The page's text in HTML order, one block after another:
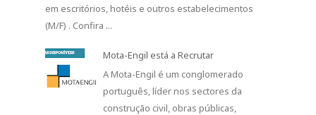
em escritórios, hotéis e outros estabelecimentos
(M/F) . Confira ...
Mota-Engil está a Recrutar
A Mota-Engil é um conglomerado
português, líder nos sectores da
construção civil, obras públicas,